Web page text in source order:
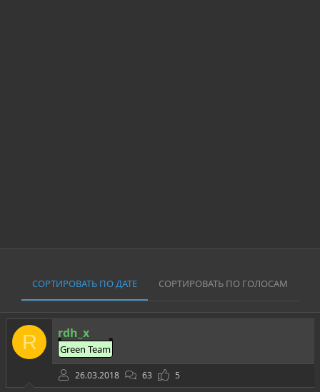
СОРТИРОВАТЬ ПО ДАТЕ СОРТИРОВАТЬ ПО ГОЛОСАМ
R rdh_x
Green Team
26.03.2018 63
5